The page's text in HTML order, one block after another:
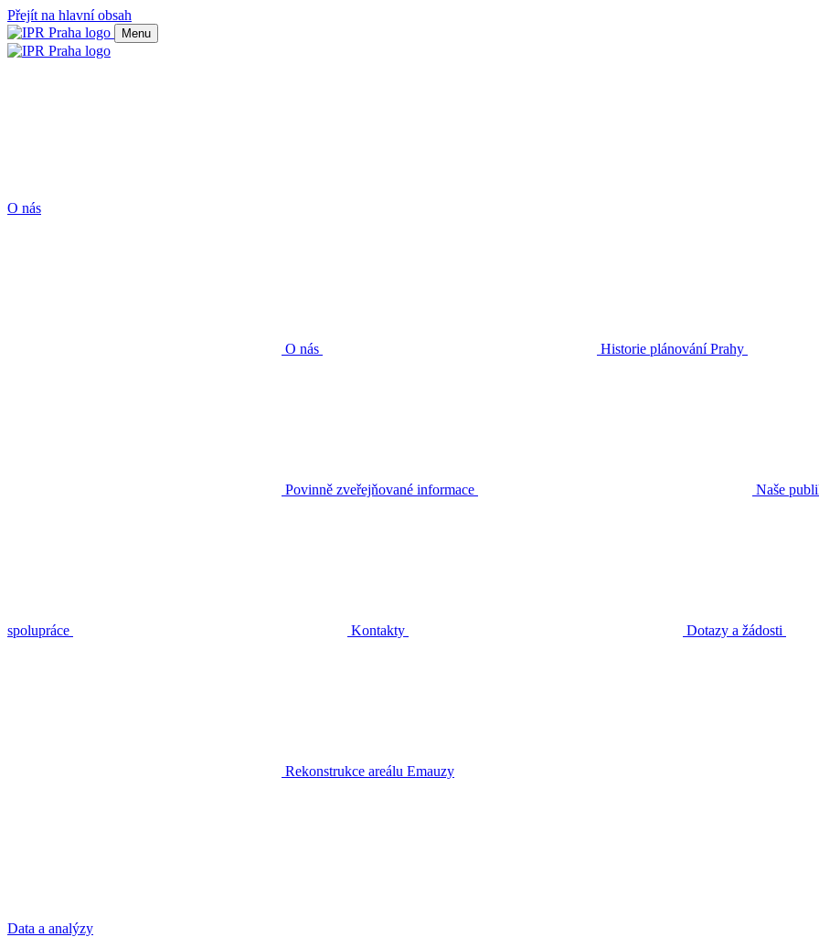
Přejít na hlavní obsah
Menu
O nás
O nás Historie plánování Prahy
Povinně zveřejňované informace Naše
spolupráce Kontakty Dotazy a žádosti
Rekonstrukce areálu Emauzy
Data a analýzy